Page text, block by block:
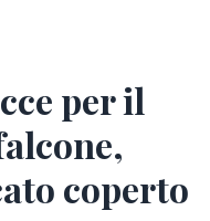
per il
coperto